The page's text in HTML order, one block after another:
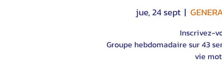
jue, 24 sept
  |
Inscrivez-
Groupe hebdomadaire sur 43
vie